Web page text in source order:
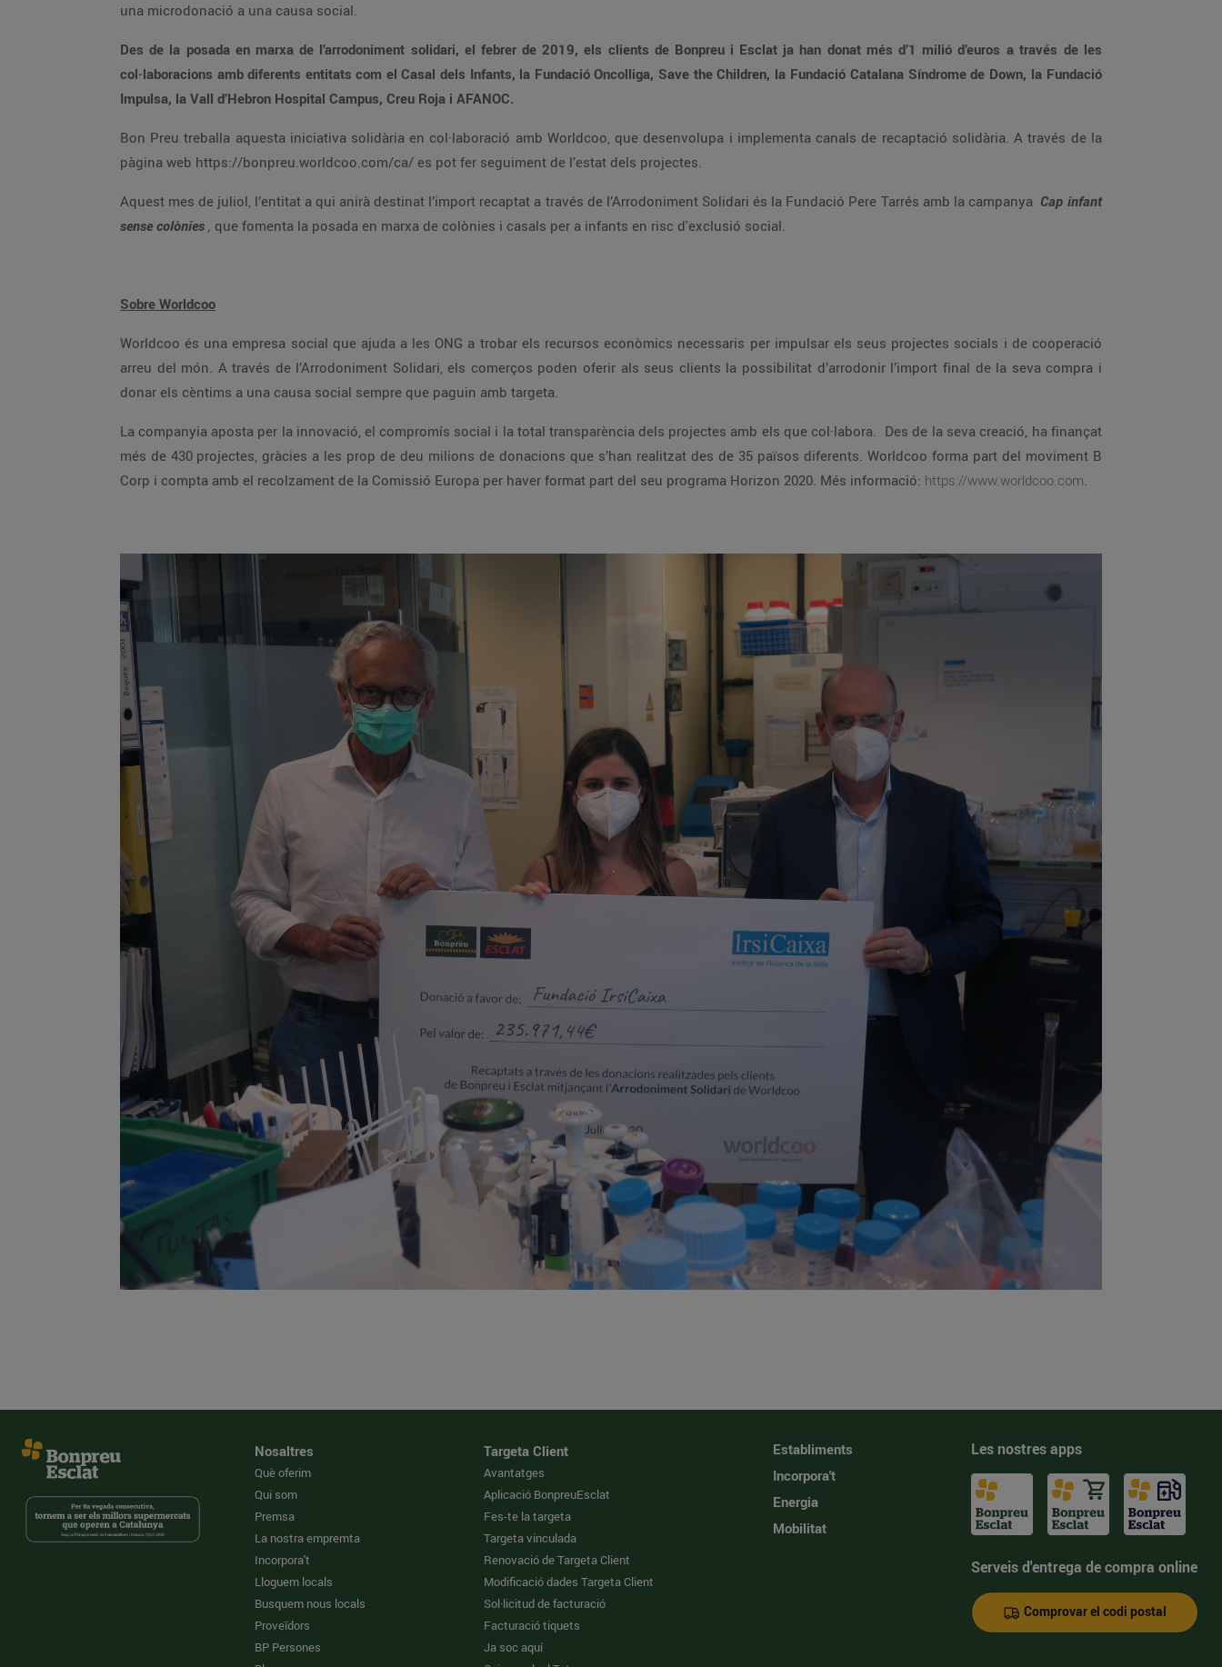
una microdonació a una causa social.
Des de la posada en marxa de l’arrodoniment solidari, el febrer de 2019, els clients de Bonpreu i Esclat ja han donat més d’1 milió d’euros a través de les
col·laboracions amb diferents entitats com el Casal dels Infants, la Fundació Oncolliga, Save the Children, la Fundació Catalana Síndrome de Down, la Fundació
Impulsa, la Vall d’Hebron Hospital Campus, Creu Roja i AFANOC.
Bon Preu treballa aquesta iniciativa solidària en col·laboració amb Worldcoo, que desenvolupa i implementa canals de recaptació solidària. A través de la
pàgina web https://bonpreu.worldcoo.com/ca/ es pot fer seguiment de l’estat dels projectes.
Aquest mes de juliol, l’entitat a qui anirà destinat l’import recaptat a través de l’Arrodoniment Solidari és la Fundació Pere Tarrés amb la campanya Cap infant
sense colònies , que fomenta la posada en marxa de colònies i casals per a infants en risc d'exclusió social.
Sobre Worldcoo
Worldcoo és una empresa social que ajuda a les ONG a trobar els recursos econòmics necessaris per impulsar els seus projectes socials i de cooperació
arreu del món. A través de l’Arrodoniment Solidari, els comerços poden oferir als seus clients la possibilitat d’arrodonir l’import final de la seva compra i
donar els cèntims a una causa social sempre que paguin amb targeta.
La companyia aposta per la innovació, el compromís social i la total transparència dels projectes amb els que col·labora. Des de la seva creació, ha finançat
més de 430 projectes, gràcies a les prop de deu milions de donacions que s’han realitzat des de 35 països diferents. Worldcoo forma part del moviment B
Corp i compta amb el recolzament de la Comissió Europa per haver format part del seu programa Horizon 2020. Més informació: https://www.worldcoo.com.
Nosaltres
Què oferim
Qui som
Premsa
La nostra empremta
Incorpora't
Lloguem locals
Busquem nous locals
Proveïdors
BP Persones
Targeta Client
Avantatges
Aplicació BonpreuEsclat
Fes-te la targeta
Targeta vinculada
Renovació de Targeta Client
Modificació dades Targeta Client
Sol·licitud de facturació
Facturació tiquets
Ja soc aquí
Establiments
Incorpora't
Energia
Mobilitat
Les nostres apps
Serveis d'entrega de compra online
Comprovar el codi postal